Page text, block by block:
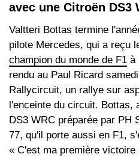
avec une Citroën DS3
Valtteri Bottas termine
pilote Mercedes, qui a reçu
champion du monde de F1 à
rendu au Paul Ricard
Rallycircuit, un rallye sur
l'enceinte du circuit. Bottas,
DS3 WRC préparée par PH
77, qu'il porte aussi en F1,
« C'est ma première